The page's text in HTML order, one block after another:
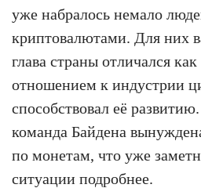
уже набралось немало
криптовалютами. Для них
глава страны отличался
отношением к индустрии
способствовал её
команда Байдена
по монетам, что уже
ситуации подробнее.